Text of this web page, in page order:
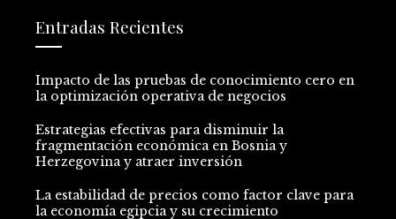
Entradas Recientes
Impacto de las pruebas de conocimiento cero en
la optimización operativa de negocios
Estrategias efectivas para disminuir la
fragmentación económica en Bosnia y
Herzegovina y atraer inversión
La estabilidad de precios como factor clave para
la economía egipcia y su crecimiento